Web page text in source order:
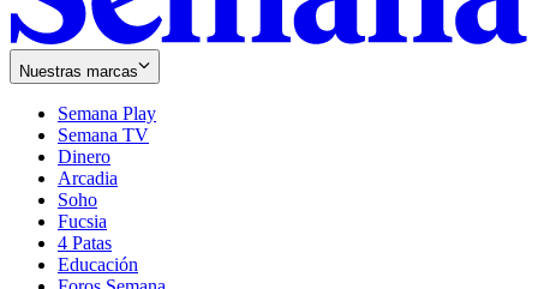
Nuestras marcas
Semana Play
Semana TV
Dinero
Arcadia
Soho
in
new
window
Fucsia
in
new
4 Patas
Educación